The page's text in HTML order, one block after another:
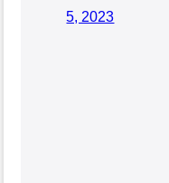
5, 2023